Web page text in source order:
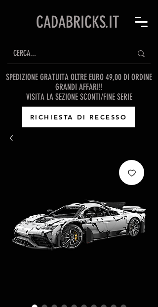
CADABRICKS.IT
SPEDIZIONE GRATUITA OLTRE EURO 49,00 DI ORDINE
GRANDI AFFARI!!
VISITA LA SEZIONE SCONTI/FINE SERIE
RICHIESTA DI RECESSO